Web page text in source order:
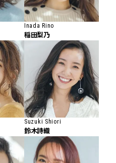
Inada Rino
稲田梨乃
Suzuki Shiori
鈴木詩織